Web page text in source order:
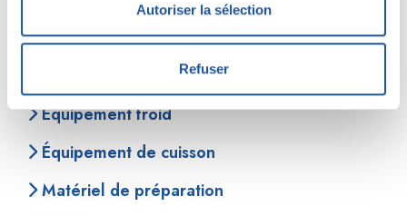
Autoriser la sélection
Refuser
Autres équipements
Équipement froid
Équipement de cuisson
Matériel de préparation